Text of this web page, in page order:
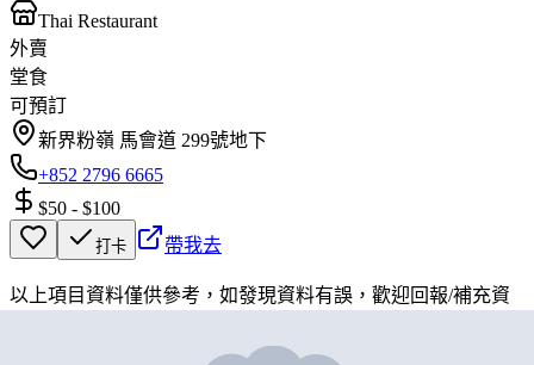
Thai Restaurant
外賣
堂食
可預訂
新界粉嶺 馬會道 299號地下
+852 2796 6665
$50 - $100
打卡 帶我去
以上項目資料僅供參考，如發現資料有誤，歡迎回報/補充資